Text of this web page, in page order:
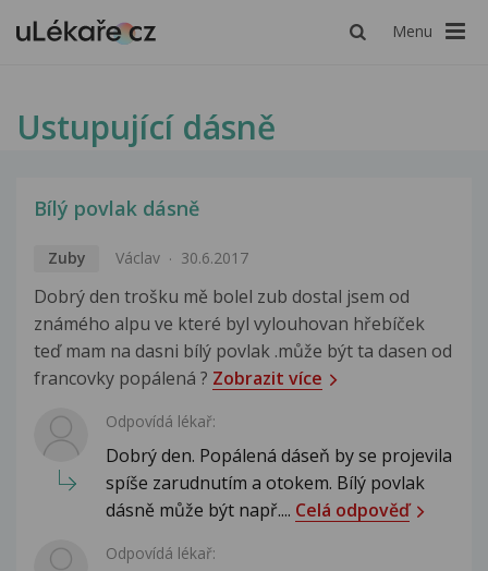
Menu
Ustupující dásně
Bílý povlak dásně
Zuby Václav 30.6.2017
Dobrý den trošku mě bolel zub dostal jsem od
známého alpu ve které byl vylouhovan hřebíček
teď mam na dasni bílý povlak .může být ta dasen od
francovky popálená ? Zobrazit více
Odpovídá lékař:
Dobrý den. Popálená dáseň by se projevila
spíše zarudnutím a otokem. Bílý povlak
dásně může být např.... Celá odpověď
Odpovídá lékař: